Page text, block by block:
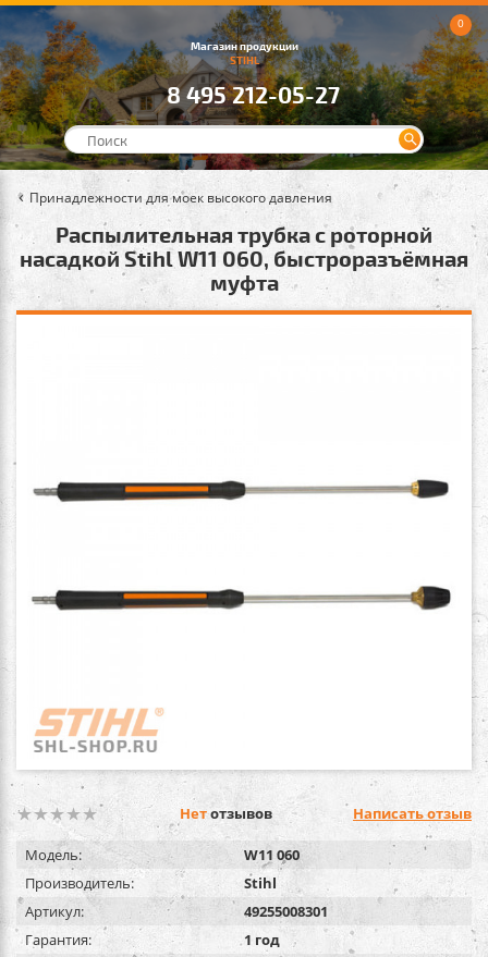
Магазин продукции
STIHL
8 495 212-05-27
0
Принадлежности для моек высокого давления
Распылительная трубка с роторной
насадкой Stihl W11 060, быстроразъёмная
муфта
Нетотзывов Написать отзыв
Модель:
W11 060
Производитель:
Stihl
Артикул:
49255008301
Гарантия:
1 год